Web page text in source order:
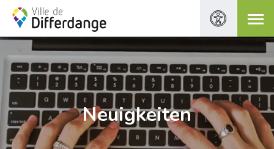
Neuigkeiten